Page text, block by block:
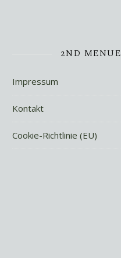
2ND MENUE
Impressum
Kontakt
Cookie-Richtlinie (EU)